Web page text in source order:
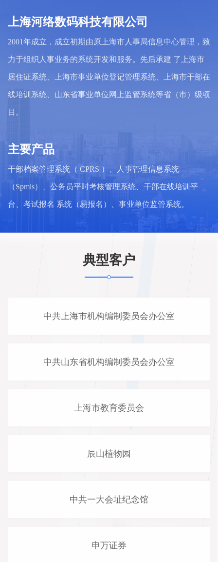
上海河络数码科技有限公司
2001年成立，成立初期由原上海市人事局信息中心管理，致
力于组织人事业务的系统开发和服务。先后承建 了上海市
居住证系统、上海市事业单位登记管理系统、上海市干部在
线培训系统、山东省事业单位网上监管系统等省（市）级项
目。
主要产品
干部档案管理系统（ CPRS ）、人事管理信息系统
（Spmis）、公务员平时考核管理系统、干部在线培训平
台、考试报名 系统（易报名）、事业单位监管系统。
典型客户
中共上海市机构编制委员会办公室
中共山东省机构编制委员会办公室
上海市教育委员会
辰山植物园
中共一大会址纪念馆
申万证券